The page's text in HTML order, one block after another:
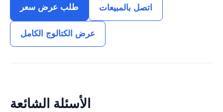
طلب عرض سعر اتصل بالمبيعات
عرض الكتالوج الكامل
الأسئلة الشائعة